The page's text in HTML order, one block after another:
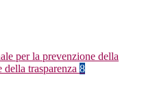
per la prevenzione della
della trasparenza 8